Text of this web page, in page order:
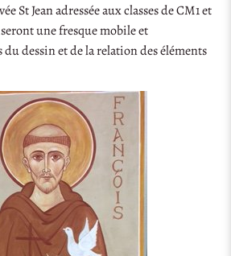
St Jean adressée aux classes de CM1 et
une fresque mobile et
dessin et de la relation des éléments